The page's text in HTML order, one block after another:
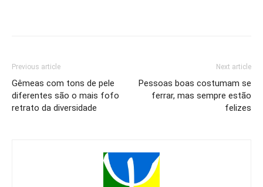
Previous article
Gêmeas com tons de pele
diferentes são o mais fofo
retrato da diversidade
Next article
Pessoas boas costumam se
ferrar, mas sempre estão
felizes